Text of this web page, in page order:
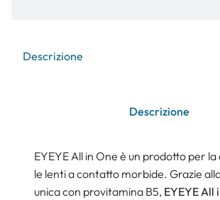
Descrizione
Descrizione
EYEYE All in One è un prodotto per
le lenti a contatto morbide. Grazie
unica con provitamina B5, EYEYE All